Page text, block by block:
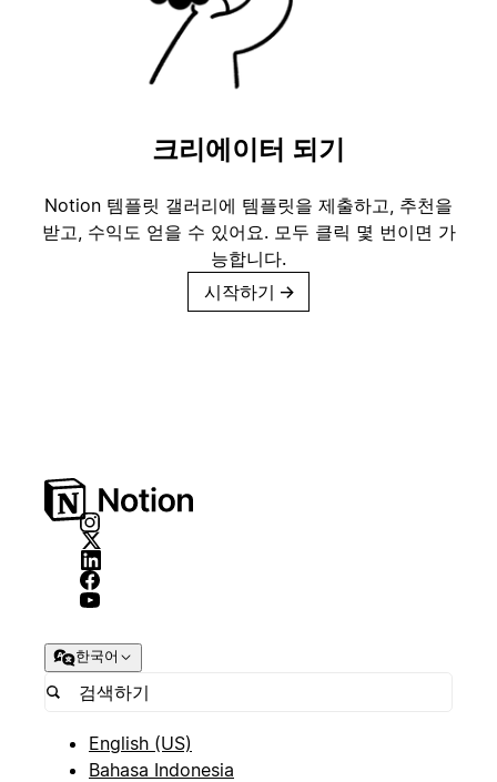
크리에이터 되기
Notion 템플릿 갤러리에 템플릿을 제출하고, 추천을
받고, 수익도 얻을 수 있어요. 모두 클릭 몇 번이면 가
능합니다.
시작하기 →
한국어
English (US)
Bahasa Indonesia